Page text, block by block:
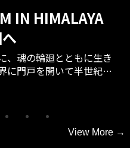
ルを彩る最新トピックス
View More →